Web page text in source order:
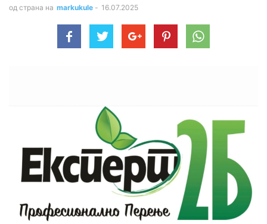
од страна на markukule - 16.07.2025